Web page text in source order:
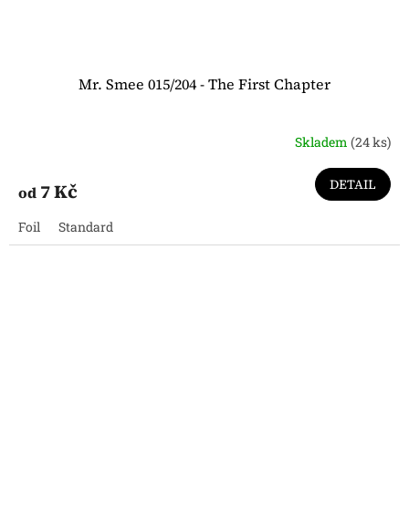
Mr. Smee 015/204 - The First Chapter
Skladem (24 ks)
od 7 Kč DETAIL
Foil Standard